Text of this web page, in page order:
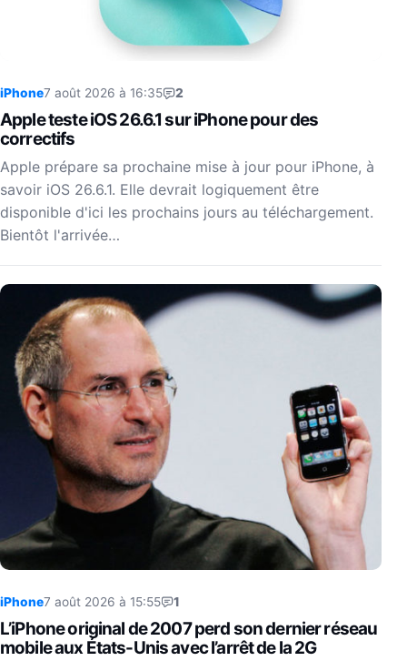
iPhone7 août 2026 à 16:35 2
Apple teste iOS 26.6.1 sur iPhone pour des
correctifs
Apple prépare sa prochaine mise à jour pour iPhone, à
savoir iOS 26.6.1. Elle devrait logiquement être
disponible d'ici les prochains jours au téléchargement.
Bientôt l'arrivée…
iPhone7 août 2026 à 15:55 1
L’iPhone original de 2007 perd son dernier réseau
mobile aux États-Unis avec l’arrêt de la 2G